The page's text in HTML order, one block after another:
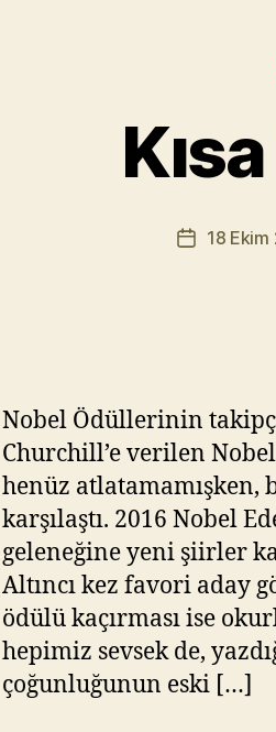
Yazı18 Ekim
Nobel Ödüllerinin
Churchill’e verilen
henüz atlatamamışken,
karşılaştı. 2016 Nobel
geleneğine yeni şiirler
Altıncı kez favori aday
ödülü kaçırması ise
hepimiz sevsek de,
çoğunluğunun eski […]